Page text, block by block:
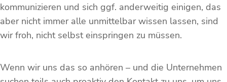
kommunizieren und sich ggf. anderweitig einigen, das
aber nicht immer alle unmittelbar wissen lassen, sind
wir froh, nicht selbst einspringen zu müssen.
Wenn wir uns das so anhören – und die Unternehmen